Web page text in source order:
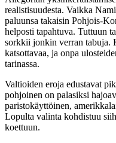
realistisuudesta. Vaikka
paluunsa takaisin Pohjois-
helposti tapahtuva. Tuttuun
sorkkii jonkin verran tabuja.
katsottavaa, ja onpa
tarinassa.
Valtioiden eroja edustavat
pohjoinen on palasiksi
paristokäyttöinen,
Lopulta valinta kohdistuu
koettuun.